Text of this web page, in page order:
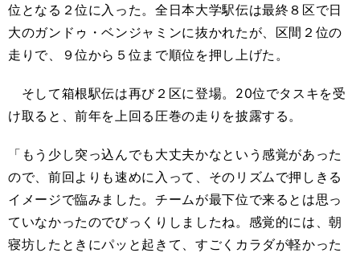
位となる２位に入った。全日本大学駅伝は最終８区で日
大のガンドゥ・ベンジャミンに抜かれたが、区間２位の
走りで、９位から５位まで順位を押し上げた。
そして箱根駅伝は再び２区に登場。20位でタスキを受
け取ると、前年を上回る圧巻の走りを披露する。
「もう少し突っ込んでも大丈夫かなという感覚があった
ので、前回よりも速めに入って、そのリズムで押しきる
イメージで臨みました。チームが最下位で来るとは思っ
ていなかったのでびっくりしましたね。感覚的には、朝
寝坊したときにパッと起きて、すごくカラダが軽かった